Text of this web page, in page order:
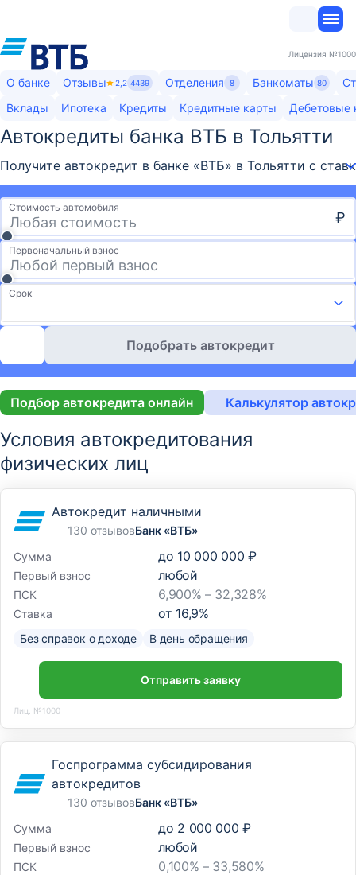
Лицензия №1000
О банке Отзывы 2,2 4439 Отделения 8 Банкоматы 80
Вклады
Ипотека Кредиты Кредитные карты Дебетовые
Автокредиты банка ВТБ в Тольятти
Получите автокредит в банке «ВТБ» в Тольятти с
Стоимость автомобиля
₽
Первоначальный взнос
Срок
Подобрать автокредит
Подбор автокредита онлайн Калькулятор
Условия автокредитования
физических лиц
Автокредит наличными
130 отзывовБанк «ВТБ»
Сумма
до 10 000 000 ₽
Первый взнос любой
ПСК 6,900% – 32,328%
Ставка от 16,9%
Без справок о доходе В день обращения
Отправить заявку
Лиц. №1000
Госпрограмма субсидирования
автокредитов
130 отзывовБанк «ВТБ»
Сумма
до 2 000 000 ₽
Первый взнос любой
ПСК 0,100% – 33,580%